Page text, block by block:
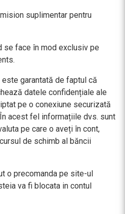
suplimentar pentru
se face în mod exclusiv pe
garantată de faptul că
datele confidențiale ale
pe o conexiune securizată
acest fel informațiile dvs. sunt
pe care o aveți în cont,
de schimb al băncii
o precomanda pe site-ul
va fi blocata in contul